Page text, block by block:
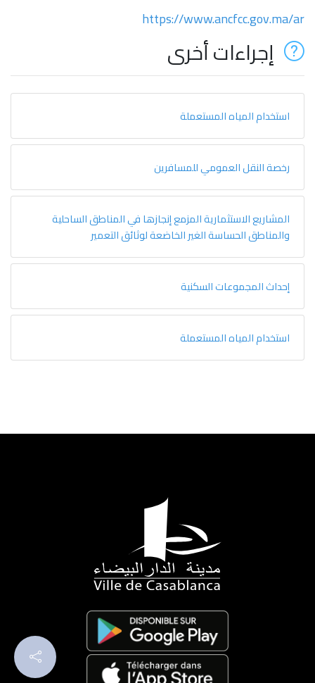
https://www.ancfcc.gov.ma/ar
إجراءات أخرى
استخدام المياه المستعملة
رخصة النقل العمومي للمسافرين
المشاريع الاستثمارية المزمع إنجازها في المناطق الساحلية
والمناطق الحساسة الغير الخاضعة لوثائق التعمير
إحداث المجموعات السكنية
استخدام المياه المستعملة